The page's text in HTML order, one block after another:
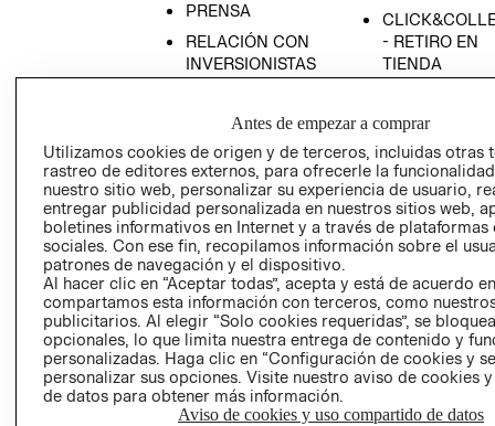
PRENSA
RELACIÓN CON
INVERSIONISTAS
EMPRESARIAL
- RETIRO EN
TIENDA
CONDICIONES
AVISO DE
PRIVACIDAD
GIFT CARD
AVISO DE
COOKIES
Chile ($)
Antes de empezar a comprar
Utilizamos cookies de origen y de terceros, incluidas otras
rastreo de editores externos, para ofrecerle la
nuestro sitio web, personalizar su experiencia de usuario,
entregar publicidad personalizada en nuestros sitios web,
boletines informativos en Internet y a través de plataformas
sociales. Con ese fin, recopilamos información sobre el
patrones de navegación y el dispositivo.
Al hacer clic en “Aceptar todas”, acepta y está de acuerdo
compartamos esta información con terceros, como
publicitarios. Al elegir “Solo cookies requeridas”, se
opcionales, lo que limita nuestra entrega de contenido y
personalizadas. Haga clic en “Configuración de cookies y
personalizar sus opciones. Visite nuestro aviso de cookies
de datos para obtener más información.
Aviso de cookies y uso compartido de datos